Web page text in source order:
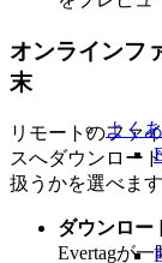
よく
オンラインフ
末
リモートのファ
スへダウンロー
扱うかを選べます
ダウンロー
Evertagが